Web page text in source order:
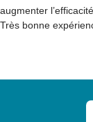
augmenter
Très bonne